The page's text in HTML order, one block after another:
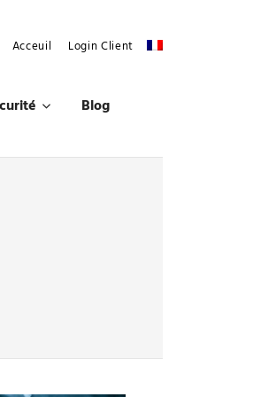
Acceuil Login Client
Blog